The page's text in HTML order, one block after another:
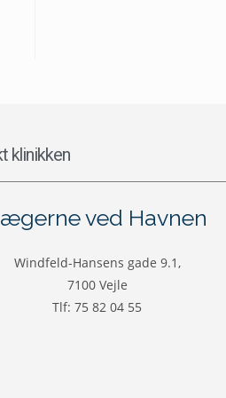
klinikken
ved Havnen
Windfeld-Hansens gade 9.1,
7100 Vejle
Tlf: 75 82 04 55